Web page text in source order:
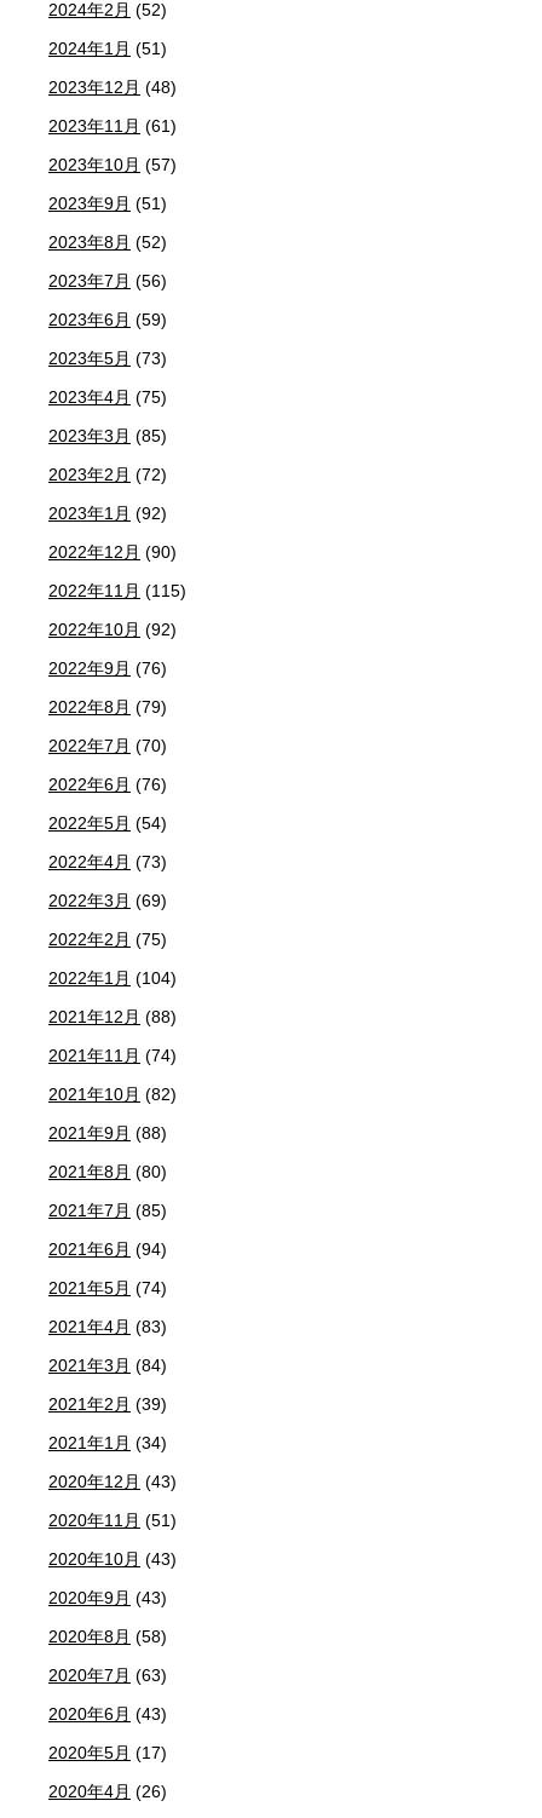
2024年2月 (52)
2024年1月 (51)
2023年12月 (48)
2023年11月 (61)
2023年10月 (57)
2023年9月 (51)
2023年8月 (52)
2023年7月 (56)
2023年6月 (59)
2023年5月 (73)
2023年4月 (75)
2023年3月 (85)
2023年2月 (72)
2023年1月 (92)
2022年12月 (90)
2022年11月 (115)
2022年10月 (92)
2022年9月 (76)
2022年8月 (79)
2022年7月 (70)
2022年6月 (76)
2022年5月 (54)
2022年4月 (73)
2022年3月 (69)
2022年2月 (75)
2022年1月 (104)
2021年12月 (88)
2021年11月 (74)
2021年10月 (82)
2021年9月 (88)
2021年8月 (80)
2021年7月 (85)
2021年6月 (94)
2021年5月 (74)
2021年4月 (83)
2021年3月 (84)
2021年2月 (39)
2021年1月 (34)
2020年12月 (43)
2020年11月 (51)
2020年10月 (43)
2020年9月 (43)
2020年8月 (58)
2020年7月 (63)
2020年6月 (43)
2020年5月 (17)
2020年4月 (26)